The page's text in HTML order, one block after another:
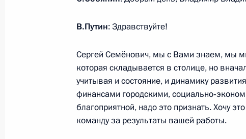
8 сентября 2020 года, вторник
Встреча с победителями конкурса
8 сентября 2020 года, 14:20 Московская
В.Путин: Здравствуйте!
Сергей Семёнович, мы с Вами знаем, мы
которая складывается в столице, но
учитывая и состояние, и динамику
финансами городскими,
благоприятной, надо это признать. Хочу
команду за результаты вашей работы.